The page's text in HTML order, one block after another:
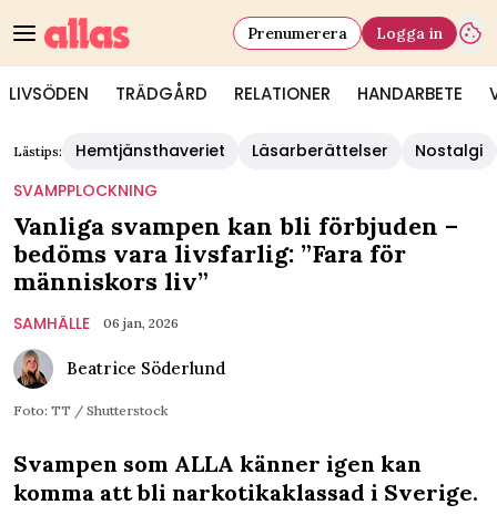
LIVSÖDEN TRÄDGÅRD RELATIONER HANDARBETE
Prenumerera Logga in
Lästips: Hemtjänsthaveriet Läsarberättelser
Nostalgi
SVAMPPLOCKNING
Vanliga svampen kan bli förbjuden –
bedöms vara livsfarlig: ”Fara för
människors liv”
SAMHÄLLE 06 jan, 2026
Beatrice Söderlund
Foto: TT / Shutterstock
Svampen som ALLA känner igen kan
komma att bli narkotikaklassad i Sverige.